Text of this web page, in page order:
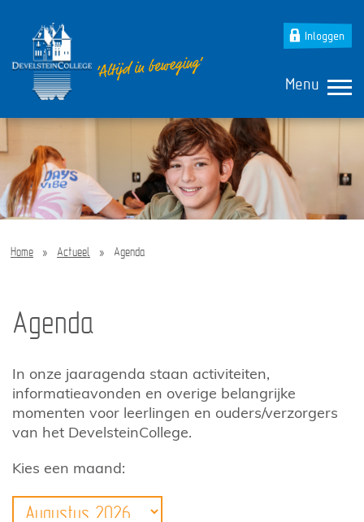
Inloggen
Menu
Home » Actueel » Agenda
Agenda
In onze jaaragenda staan activiteiten,
informatieavonden en overige belangrijke
momenten voor leerlingen en ouders/verzorgers
van het DevelsteinCollege.
Kies een maand: